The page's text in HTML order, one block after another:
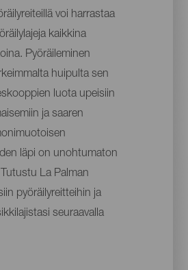
voi harrastaa
kaikkina
Pyöräileminen
huipulta sen
luota upeisiin
ja saaren
läpi on unohtumaton
La Palman
pyöräilyreitteihin ja
seuraavalla